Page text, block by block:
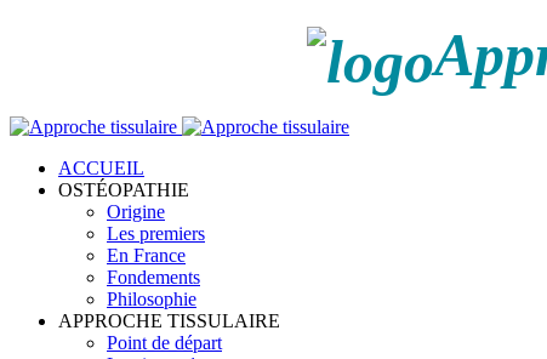
ACCUEIL
OSTÉOPATHIE
Origine
Les premiers
En France
Fondements
Philosophie
APPROCHE TISSULAIRE
Point de départ